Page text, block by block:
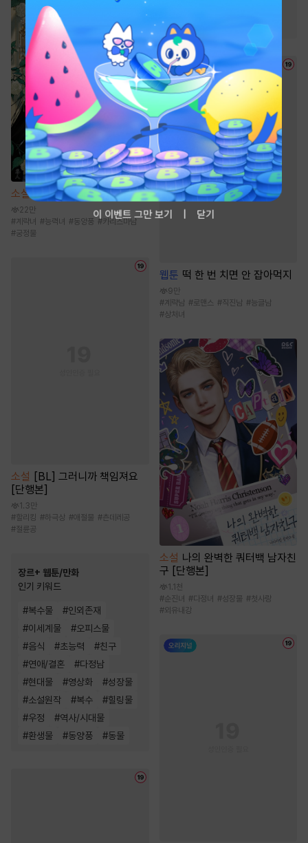
소설 장적
22만
# 계략녀 #능력녀 #동양풍 #카리스마남
#궁정물
소설 [BL] 그러니까 책임져요
[단행본]
1.3만
# 할리킹 #하극상 #애절물 #츤데레공
#절륜공
장르+ 웹툰/만화
인기 키워드
#복수물 #인외존재
#이세계물 #오피스물
#음식 #초능력 #친구
#연애/결혼 #다정남
#현대물 #영상화 #성장물
#소설원작 #복수 #힐링물
#우정 #역사/시대물
#환생물 #동양풍 #동물
#비장함
웹툰 떡 한 번 치면 안 잡아먹지
9만
#계략남 #로맨스 #직진남 #능글남
#상처녀
소설 나의 완벽한 쿼터백 남자친
구 [단행본]
1.1천
#순진녀 #다정녀 #성장물 #첫사랑
#외유내강
이 이벤트 그만 보기 닫기